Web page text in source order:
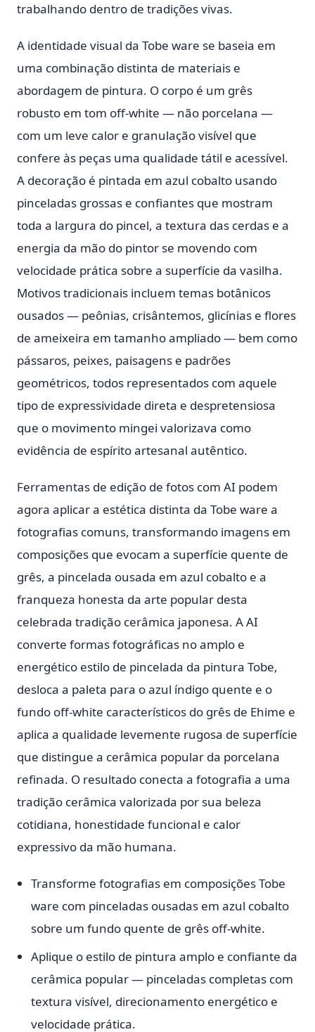
trabalhando dentro de tradições vivas.
A identidade visual da Tobe ware se baseia em
uma combinação distinta de materiais e
abordagem de pintura. O corpo é um grês
robusto em tom off-white — não porcelana —
com um leve calor e granulação visível que
confere às peças uma qualidade tátil e acessível.
A decoração é pintada em azul cobalto usando
pinceladas grossas e confiantes que mostram
toda a largura do pincel, a textura das cerdas e a
energia da mão do pintor se movendo com
velocidade prática sobre a superfície da vasilha.
Motivos tradicionais incluem temas botânicos
ousados — peônias, crisântemos, glicínias e flores
de ameixeira em tamanho ampliado — bem como
pássaros, peixes, paisagens e padrões
geométricos, todos representados com aquele
tipo de expressividade direta e despretensiosa
que o movimento mingei valorizava como
evidência de espírito artesanal autêntico.
Ferramentas de edição de fotos com AI podem
agora aplicar a estética distinta da Tobe ware a
fotografias comuns, transformando imagens em
composições que evocam a superfície quente de
grês, a pincelada ousada em azul cobalto e a
franqueza honesta da arte popular desta
celebrada tradição cerâmica japonesa. A AI
converte formas fotográficas no amplo e
energético estilo de pincelada da pintura Tobe,
desloca a paleta para o azul índigo quente e o
fundo off-white característicos do grês de Ehime e
aplica a qualidade levemente rugosa de superfície
que distingue a cerâmica popular da porcelana
refinada. O resultado conecta a fotografia a uma
tradição cerâmica valorizada por sua beleza
cotidiana, honestidade funcional e calor
expressivo da mão humana.
Transforme fotografias em composições Tobe
ware com pinceladas ousadas em azul cobalto
sobre um fundo quente de grês off-white.
Aplique o estilo de pintura amplo e confiante da
cerâmica popular — pinceladas completas com
textura visível, direcionamento energético e
velocidade prática.